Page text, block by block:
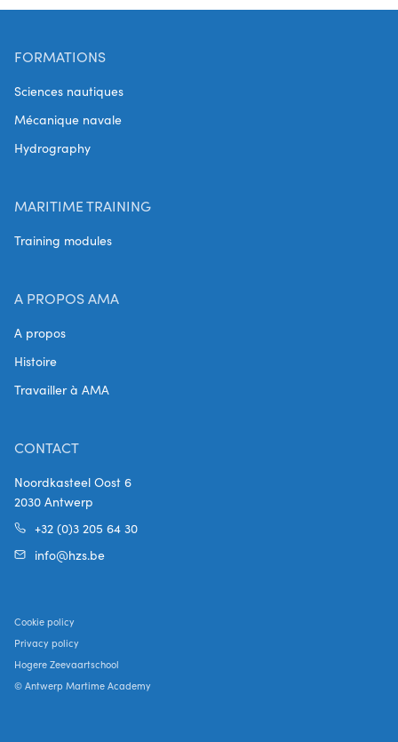
FORMATIONS
Sciences nautiques
Mécanique navale
Hydrography
MARITIME TRAINING
Training modules
A PROPOS AMA
A propos
Histoire
Travailler à AMA
CONTACT
Noordkasteel Oost 6
2030 Antwerp
+32 (0)3 205 64 30
info@hzs.be
Cookie policy
Privacy policy
Hogere Zeevaartschool
© Antwerp Martime Academy